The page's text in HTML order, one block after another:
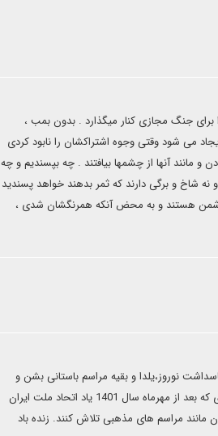
برای جنگ مجازی کنار میگذارد . بدون بمب ،
می شود وقتی وجوه اشتراکشان را نابود کردی
مانند آنها از چشمها بیافتند . چه بپسندیم و چه
نه شاخ و برگی دارند که ثمر بدهند خواهد پسندید
دشمن هستند و به محض آنکه همرنگشان شدی ،
نوروز،یلدا و بقیه مراسم باستانی بشن و
اهمیتی که برای ولنتاین وارداتی دارند رو برای جشنها و رسوم ایرانی داشته باشند. همچنین مسئولین عزیزی که بعد از مهرماه سال 1401 یاد اتحاد ملت ایران
مانند مراسم های مذهبی تلاش کنند. زنده باد